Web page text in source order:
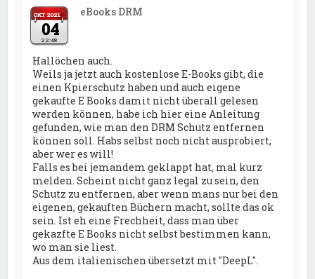
OKT 2021
04
22:48
eBooks DRM
Hallöchen auch.
Weils ja jetzt auch kostenlose E-Books gibt, die
einen Kpierschutz haben und auch eigene
gekaufte E Books damit nicht überall gelesen
werden können, habe ich hier eine Anleitung
gefunden, wie man den DRM Schutz entfernen
können soll. Habs selbst noch nicht ausprobiert,
aber wer es will!
Falls es bei jemandem geklappt hat, mal kurz
melden. Scheint nicht ganz legal zu sein, den
Schutz zu entfernen, aber wenn mans nur bei den
eigenen, gekauften Büchern macht, sollte das ok
sein. Ist eh eine Frechheit, dass man über
gekazfte E Books nicht selbst bestimmen kann,
wo man sie liest.
Aus dem italienischen übersetzt mit "DeepL".